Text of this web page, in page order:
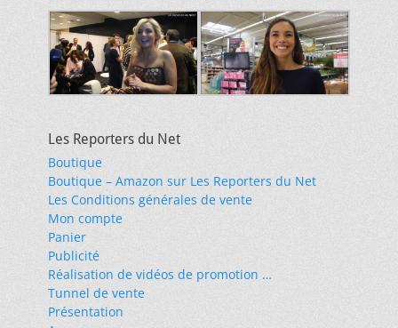
Les Reporters du Net
Boutique
Boutique – Amazon sur Les Reporters du Net
Les Conditions générales de vente
Mon compte
Panier
Publicité
Réalisation de vidéos de promotion …
Tunnel de vente
Présentation